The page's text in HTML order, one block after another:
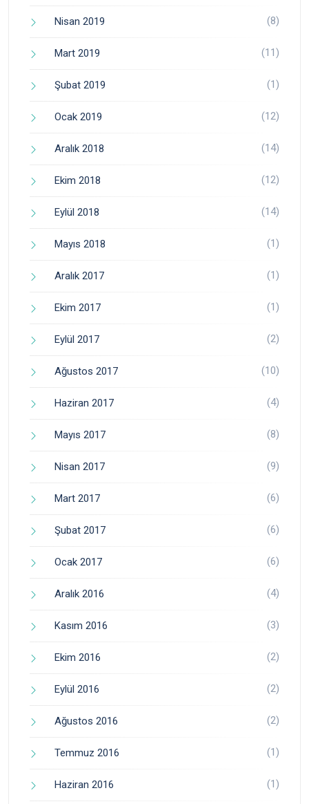
Nisan 2019 (8)
Mart 2019 (11)
Şubat 2019 (1)
Ocak 2019 (12)
Aralık 2018 (14)
Ekim 2018 (12)
Eylül 2018 (14)
Mayıs 2018 (1)
Aralık 2017 (1)
Ekim 2017 (1)
Eylül 2017 (2)
Ağustos 2017 (10)
Haziran 2017 (4)
Mayıs 2017 (8)
Nisan 2017 (9)
Mart 2017 (6)
Şubat 2017 (6)
Ocak 2017 (6)
Aralık 2016 (4)
Kasım 2016 (3)
Ekim 2016 (2)
Eylül 2016 (2)
Ağustos 2016 (2)
Temmuz 2016 (1)
Haziran 2016 (1)